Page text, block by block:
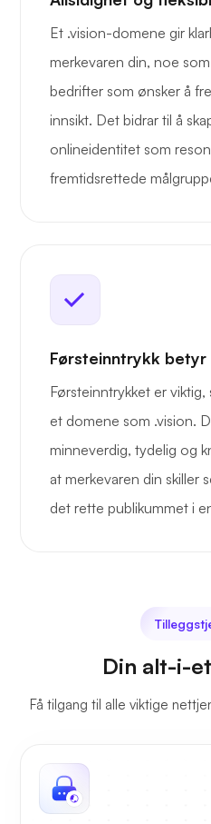
Et .vision-domene gir
merkevaren din, noe
bedrifter som ønsker å
innsikt. Det bidrar til å
onlineidentitet som
fremtidsrettede
Førsteinntrykk betyr
Førsteinntrykket er
et domene som .vision.
minneverdig, tydelig og
at merkevaren din skiller
det rette publikummet i
Din alt-i-
Få tilgang til alle viktige